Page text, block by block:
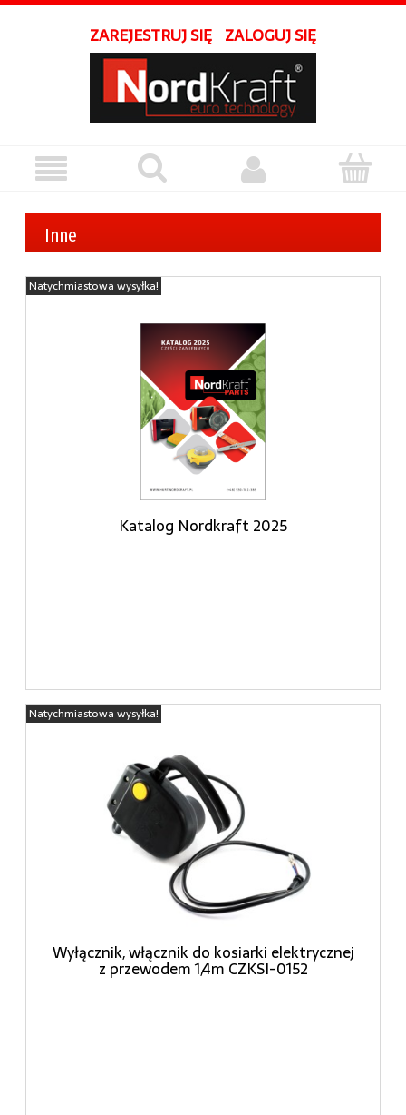
ZAREJESTRUJ SIĘ ZALOGUJ SIĘ
Inne
Katalog Nordkraft 2025
Natychmiastowa wysyłka!
Wyłącznik, włącznik do kosiarki elektrycznej
z przewodem 1,4m CZKSI-0152
Natychmiastowa wysyłka!